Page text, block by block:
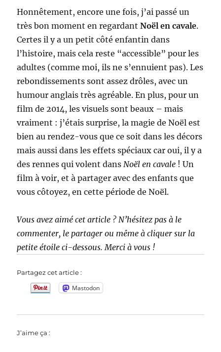
Honnêtement, encore une fois, j’ai passé un
très bon moment en regardantNoël en cavale.
Certes il y a un petit côté enfantin dans
l’histoire, mais cela reste “accessible” pour les
adultes (comme moi, ils ne s’ennuient pas). Les
rebondissements sont assez drôles, avec un
humour anglais très agréable. En plus, pour un
film de 2014, les visuels sont beaux – mais
vraiment : j’étais surprise, la magie de Noël est
bien au rendez-vous que ce soit dans les décors
mais aussi dans les effets spéciaux car oui, il y a
des rennes qui volent dansNoël en cavale ! Un
film à voir, et à partager avec des enfants que
vous côtoyez, en cette période de Noël.
Vous avez aimé cet article ? N’hésitez pas à le
commenter, le partager ou même à cliquer sur la
petite étoile ci-dessous. Merci à vous !
Partagez cet article :
Mastodon
J’aime ça :